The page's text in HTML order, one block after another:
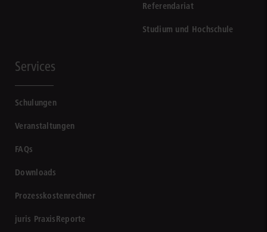
Referendariat
Studium und Hochschule
Services
Schulungen
Veranstaltungen
FAQs
Downloads
Prozesskostenrechner
juris PraxisReporte